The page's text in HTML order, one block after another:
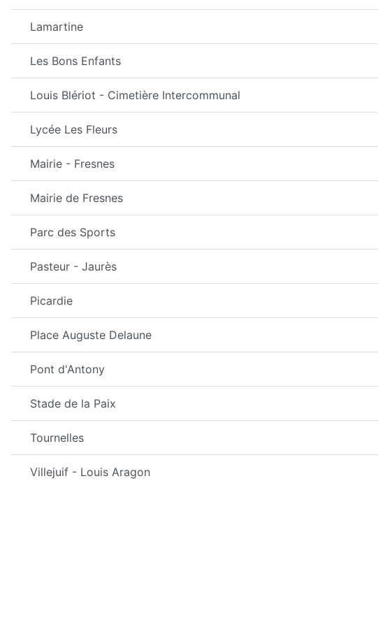
Lamartine
Les Bons Enfants
Louis Blériot - Cimetière Intercommunal
Lycée Les Fleurs
Mairie - Fresnes
Mairie de Fresnes
Parc des Sports
Pasteur - Jaurès
Picardie
Place Auguste Delaune
Pont d'Antony
Stade de la Paix
Tournelles
Villejuif - Louis Aragon